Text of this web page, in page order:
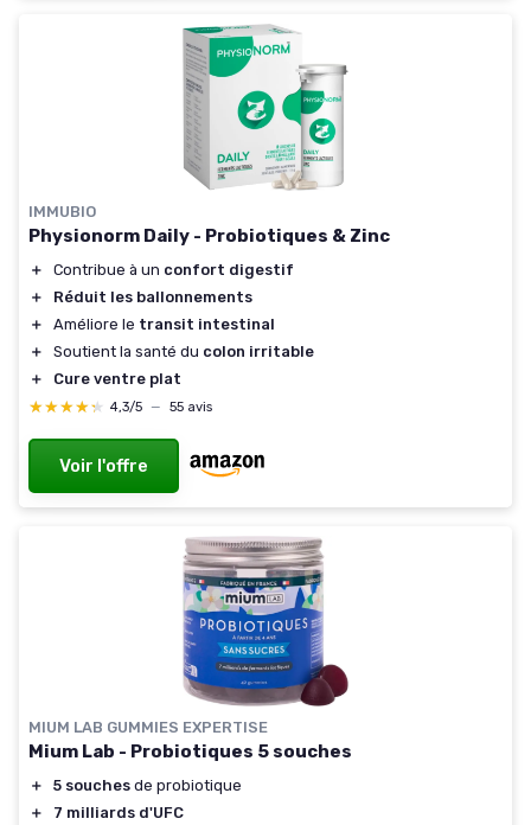
IMMUBIO
Physionorm Daily - Probiotiques & Zinc
＋ Contribue à un confort digestif
＋
Réduit les ballonnements
＋
Améliore le transit intestinal
＋
Soutient la santé du colon irritable
＋
Cure ventre plat
★★★★★
★★★★★ 4,3/5 — 55 avis
Voir l'offre
MIUM LAB GUMMIES EXPERTISE
Mium Lab - Probiotiques 5 souches
＋ 5 souches de probiotique
＋
7 milliards d'UFC